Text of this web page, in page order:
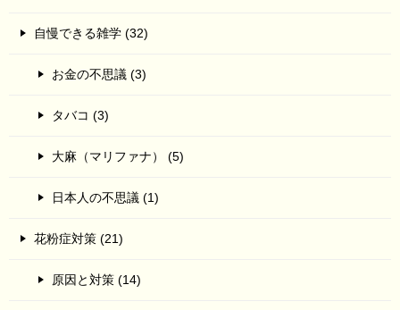
自慢できる雑学 (32)
お金の不思議 (3)
タバコ (3)
大麻（マリファナ） (5)
日本人の不思議 (1)
花粉症対策 (21)
原因と対策 (14)